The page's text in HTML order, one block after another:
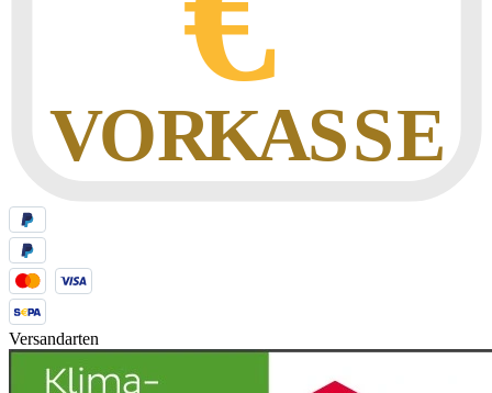
Versandarten